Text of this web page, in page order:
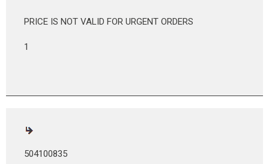
PRICE IS NOT VALID FOR URGENT ORDERS
1
504100835